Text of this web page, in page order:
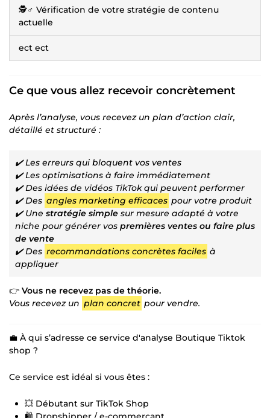
🕵️♂️ Vérification de votre stratégie de contenu
actuelle
ect ect
Ce que vous allez recevoir concrètement
Après l’analyse, vous recevez un plan d’action clair,
détaillé et structuré :
✔️ Les erreurs qui bloquent vos ventes
✔️ Les optimisations à faire immédiatement
✔️ Des idées de vidéos TikTok qui peuvent performer
✔️ Des angles marketing efficaces pour votre produit
✔️ Une stratégie simple sur mesure adapté à votre
niche pour générer vos premières ventes ou faire plus
de vente
✔️ Des recommandations concrètes faciles à
appliquer
👉 Vous ne recevez pas de théorie.
Vous recevez un plan concret pour vendre.
💼 À qui s’adresse ce service d'analyse Boutique Tiktok
shop ?
Ce service est idéal si vous êtes :
💥 Débutant sur TikTok Shop